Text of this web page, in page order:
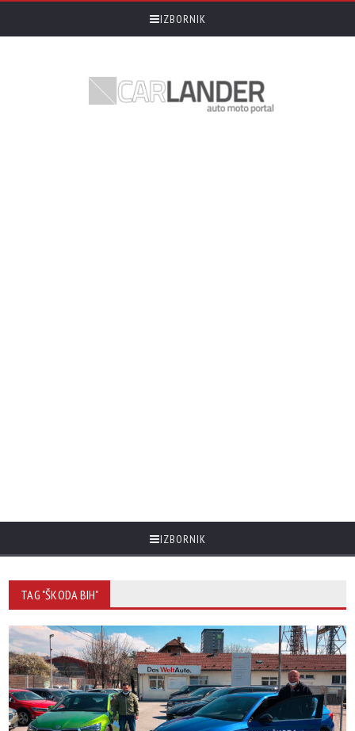
IZBORNIK
IZBORNIK
TAG "ŠKODA BIH"